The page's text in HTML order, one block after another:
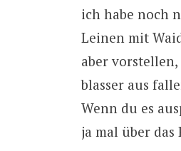
ich habe noch
Leinen mit
aber vorstellen,
blasser aus
Wenn du es
ja mal über